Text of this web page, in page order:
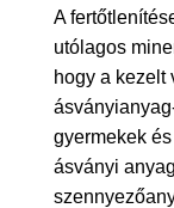
A
utólagos
hogy a kezelt
gyermekek
ásványi